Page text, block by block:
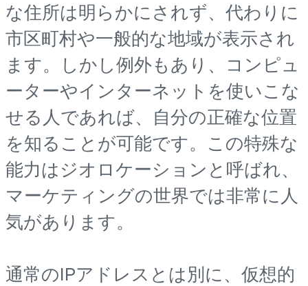
な住所は明らかにされず、代わりに
市区町村や一般的な地域が表示され
ます。しかし例外もあり、コンピュ
ーターやインターネットを使いこな
せる人であれば、自分の正確な位置
を知ることが可能です。この特殊な
能力はジオロケーションと呼ばれ、
マーケティングの世界では非常に人
気があります。
通常のIPアドレスとは別に、仮想的